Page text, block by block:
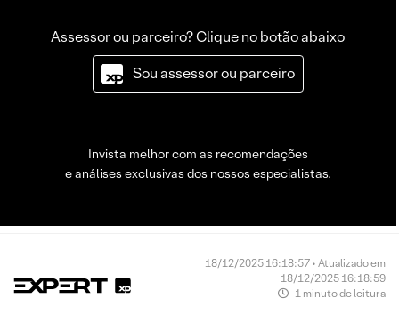
Assessor ou parceiro? Clique no botão abaixo
Sou assessor ou parceiro
Invista melhor com as recomendações
e análises exclusivas dos nossos especialistas.
18/12/2025 16:18:57 • Atualizado em
18/12/2025 16:18:59
1 minuto de leitura